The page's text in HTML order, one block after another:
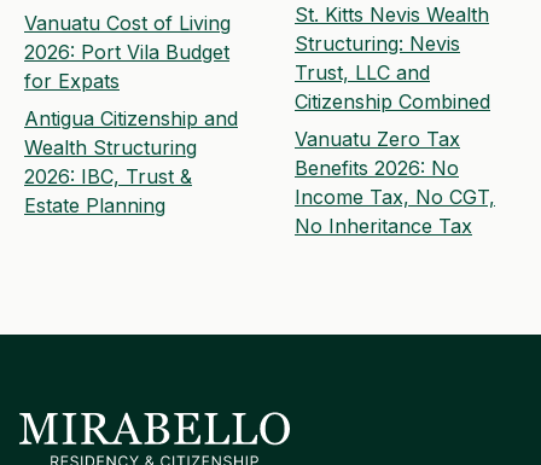
Vanuatu Cost of Living
2026: Port Vila Budget
for Expats
Antigua Citizenship and
Wealth Structuring
2026: IBC, Trust &
Estate Planning
St. Kitts Nevis Wealth
Structuring: Nevis
Trust, LLC and
Citizenship Combined
Vanuatu Zero Tax
Benefits 2026: No
Income Tax, No CGT,
No Inheritance Tax